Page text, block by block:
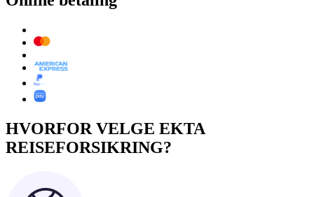
HVORFOR VELGE EKTA
REISEFORSIKRING?